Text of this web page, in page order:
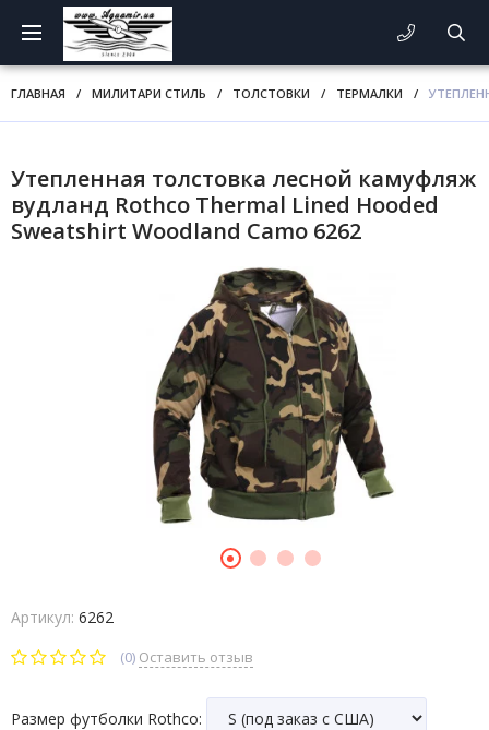
ГЛАВНАЯ / МИЛИТАРИ СТИЛЬ / ТОЛСТОВКИ / ТЕРМАЛКИ /
Утепленная толстовка лесной камуфляж
вудланд Rothco Thermal Lined Hooded
Sweatshirt Woodland Camo 6262
Артикул: 6262
(0) Оставить отзыв
Размер футболки Rothco: